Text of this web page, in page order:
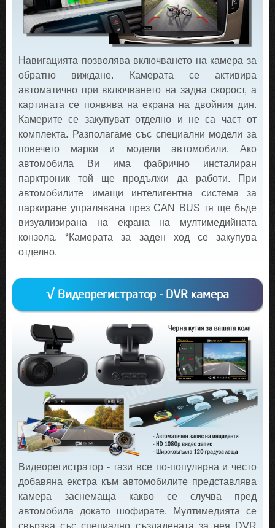
Навигацията позволява включването на камера за
обратно виждане. Камерата се активира
автоматично при включването на задна скорост, а
картината се появява на екрана на двойния дин.
Камерите се закупуват отделно и не са част от
комплекта. Разполагаме със специални модели за
повечето марки и модели автомобили. Ако
автомобила Ви има фабрично инсталиран
парктроник той ще продължи да работи. При
автомобилите имащи интелигентна система за
паркиране упралявана през CAN BUS тя ще бъде
визуализирана на екрана на мултимедийната
конзола. *Камерата за заден ход се закупува
отделно.
√ Видеорегистратор - DVR камера
Видеорегистратор - тази все по-популярна и често
добавяна екстра към автомобилите представлява
камера заснемаща какво се случва пред
автомобила докато шофирате. Мултимедията се